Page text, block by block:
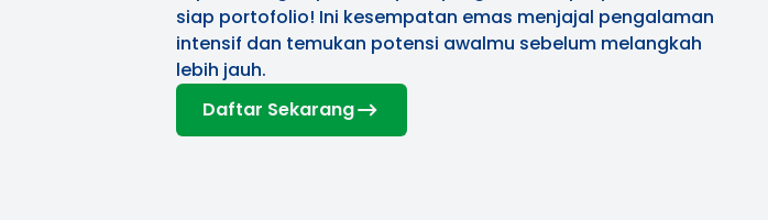
siap portofolio! Ini kesempatan emas menjajal pengalaman
intensif dan temukan potensi awalmu sebelum melangkah
lebih jauh.
Daftar Sekarang